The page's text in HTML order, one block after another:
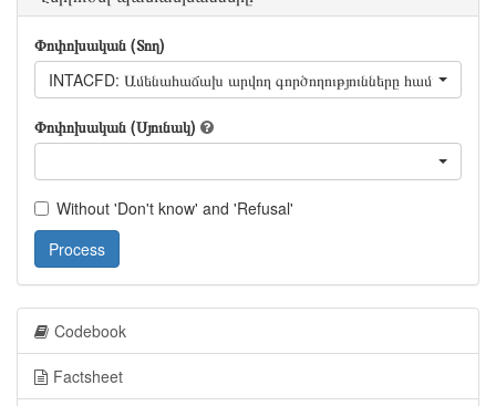
Փոփոխական (Տող)
INTACFD: Ամենահաճախ արվող գործողությունները
Փոփոխական (Սյունակ)
Without 'Don't know' and 'Refusal'
Process
Codebook
Factsheet